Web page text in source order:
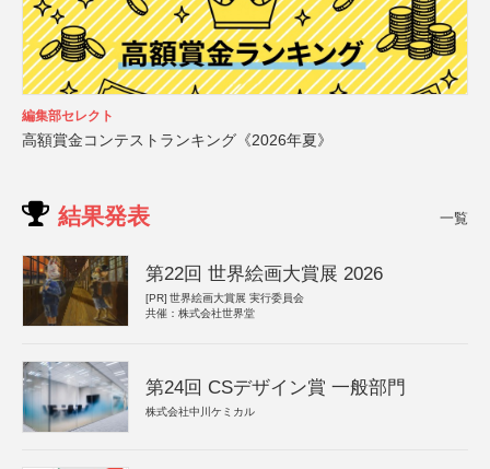
編集部セレクト
高額賞金コンテストランキング《2026年夏》
結果発表 一覧
第22回 世界絵画大賞展 2026
[PR] 世界絵画大賞展 実行委員会
共催：株式会社世界堂
第24回 CSデザイン賞 一般部門
株式会社中川ケミカル